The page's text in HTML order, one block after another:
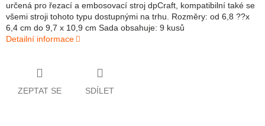
určená pro řezací a embosovací stroj dpCraft, kompatibilní také se
všemi stroji tohoto typu dostupnými na trhu. Rozměry: od 6,8 ??x
6,4 cm do 9,7 x 10,9 cm Sada obsahuje: 9 kusů
Detailní informace
ZEPTAT SE SDÍLET